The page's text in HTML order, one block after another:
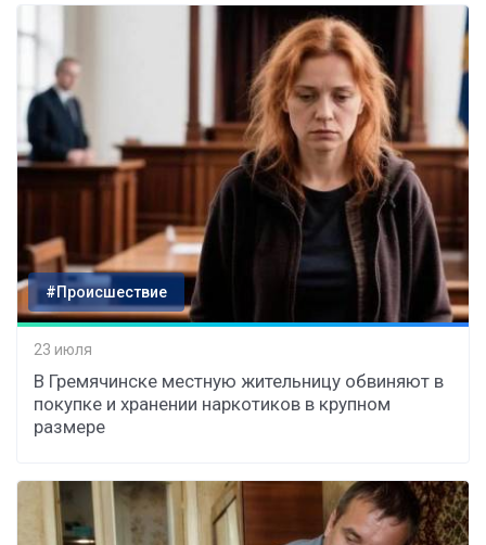
#Происшествие
23 июля
В Гремячинске местную жительницу обвиняют в
покупке и хранении наркотиков в крупном
размере